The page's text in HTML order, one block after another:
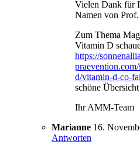
Vielen Dank für
Namen von
Zum Thema
Vitamin D
https://
d/vitamin-d-co-
schöne
Ihr AMM-Team
Marianne 16.
Antworten